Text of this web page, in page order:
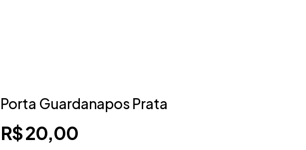
Porta Guardanapos Prata
R$20,00